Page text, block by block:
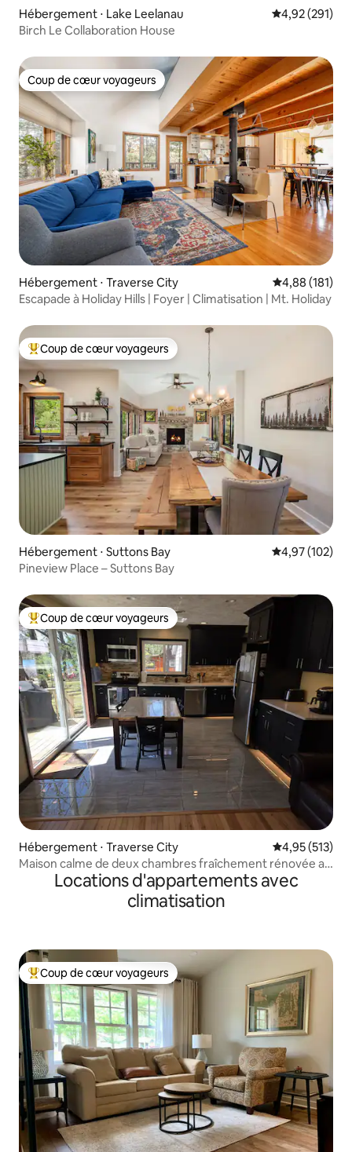
Hébergement ⋅ Lake Leelanau Évaluation
4,92 (291)
Birch Le Collaboration House
Coup de cœur voyageurs
Coup de cœur voyageurs
Hébergement ⋅ Traverse City Évaluation
4,88 (181)
Escapade à Holiday Hills | Foyer | Climatisation | Mt. Holiday
Coups de cœur voyageurs les plus appréciés
Coup de cœur voyageurs
Hébergement ⋅ Suttons Bay Évaluation
4,97 (102)
Pineview Place – Suttons Bay
Coups de cœur voyageurs les plus appréciés
Coup de cœur voyageurs
Hébergement ⋅ Traverse City Évaluation
4,95 (513)
Maison calme de deux chambres fraîchement rénovée au
bord d'un lac
Locations d'appartements avec
climatisation
Coups de cœur voyageurs les plus appréciés
Coup de cœur voyageurs